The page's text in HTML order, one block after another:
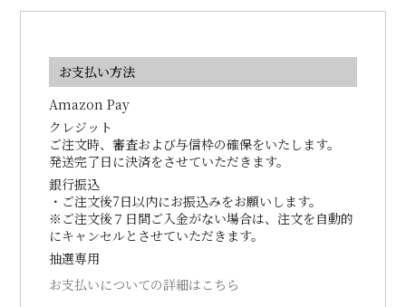
お支払い方法
Amazon Pay
クレジット
ご注文時、審査および与信枠の確保をいたします。
発送完了日に決済をさせていただきます。
銀行振込
・ご注文後7日以内にお振込みをお願いします。
※ご注文後７日間ご入金がない場合は、注文を自動的
にキャンセルとさせていただきます。
抽選専用
お支払いについての詳細はこちら